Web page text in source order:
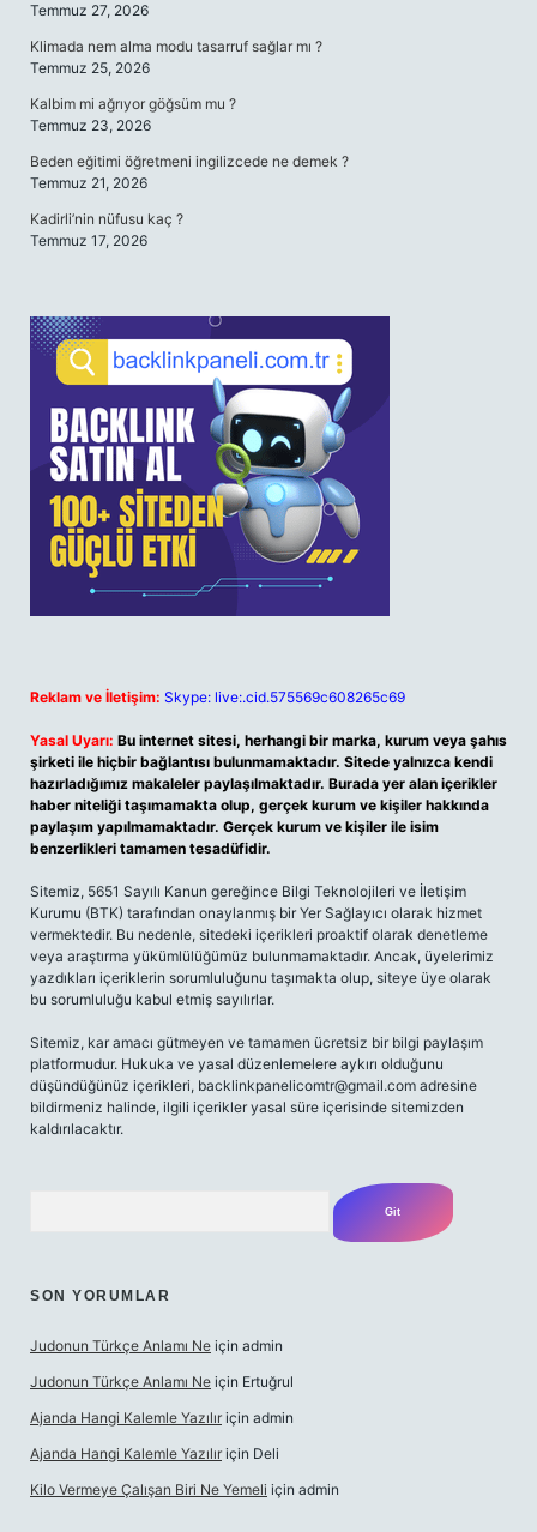
Temmuz 27, 2026
Klimada nem alma modu tasarruf sağlar mı ?
Temmuz 25, 2026
Kalbim mi ağrıyor göğsüm mu ?
Temmuz 23, 2026
Beden eğitimi öğretmeni ingilizcede ne demek ?
Temmuz 21, 2026
Kadirli’nin nüfusu kaç ?
Temmuz 17, 2026
Reklam ve İletişim: Skype: live:.cid.575569c608265c69
Yasal Uyarı: Bu internet sitesi, herhangi bir marka, kurum veya şahıs
şirketi ile hiçbir bağlantısı bulunmamaktadır. Sitede yalnızca kendi
hazırladığımız makaleler paylaşılmaktadır. Burada yer alan içerikler
haber niteliği taşımamakta olup, gerçek kurum ve kişiler hakkında
paylaşım yapılmamaktadır. Gerçek kurum ve kişiler ile isim
benzerlikleri tamamen tesadüfidir.
Sitemiz, 5651 Sayılı Kanun gereğince Bilgi Teknolojileri ve İletişim
Kurumu (BTK) tarafından onaylanmış bir Yer Sağlayıcı olarak hizmet
vermektedir. Bu nedenle, sitedeki içerikleri proaktif olarak denetleme
veya araştırma yükümlülüğümüz bulunmamaktadır. Ancak, üyelerimiz
yazdıkları içeriklerin sorumluluğunu taşımakta olup, siteye üye olarak
bu sorumluluğu kabul etmiş sayılırlar.
Sitemiz, kar amacı gütmeyen ve tamamen ücretsiz bir bilgi paylaşım
platformudur. Hukuka ve yasal düzenlemelere aykırı olduğunu
düşündüğünüz içerikleri, backlinkpanelicomtr@gmail.com adresine
bildirmeniz halinde, ilgili içerikler yasal süre içerisinde sitemizden
kaldırılacaktır.
SON YORUMLAR
Judonun Türkçe Anlamı Ne için admin
Judonun Türkçe Anlamı Ne için Ertuğrul
Ajanda Hangi Kalemle Yazılır için admin
Ajanda Hangi Kalemle Yazılır için Deli
Kilo Vermeye Çalışan Biri Ne Yemeli için admin